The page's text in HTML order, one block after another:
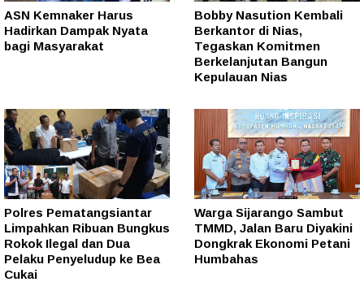
ASN Kemnaker Harus
Hadirkan Dampak Nyata
bagi Masyarakat
Bobby Nasution Kembali
Berkantor di Nias,
Tegaskan Komitmen
Berkelanjutan Bangun
Kepulauan Nias
Polres Pematangsiantar
Limpahkan Ribuan Bungkus
Rokok Ilegal dan Dua
Pelaku Penyeludup ke Bea
Cukai
Warga Sijarango Sambut
TMMD, Jalan Baru Diyakini
Dongkrak Ekonomi Petani
Humbahas